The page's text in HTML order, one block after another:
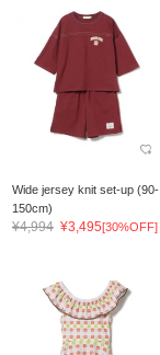
Wide jersey knit set-up (90-
150cm)
¥4,994 ¥3,495[30%OFF]